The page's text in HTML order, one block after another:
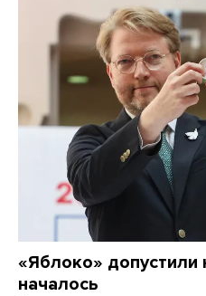
«Яблоко» допустили
началось